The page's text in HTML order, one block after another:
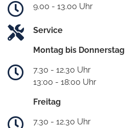
9.00 - 13.00 Uhr
Service
Montag bis Donnerstag
7.30 - 12.30 Uhr
13:00 - 18:00 Uhr
Freitag
7.30 - 12.30 Uhr